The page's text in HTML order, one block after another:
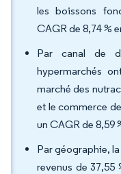
les boissons
CAGR de 8,74 %
Par canal de
hypermarchés
marché des
et le commerce
un CAGR de 8,59
Par géographie,
revenus de 37,55